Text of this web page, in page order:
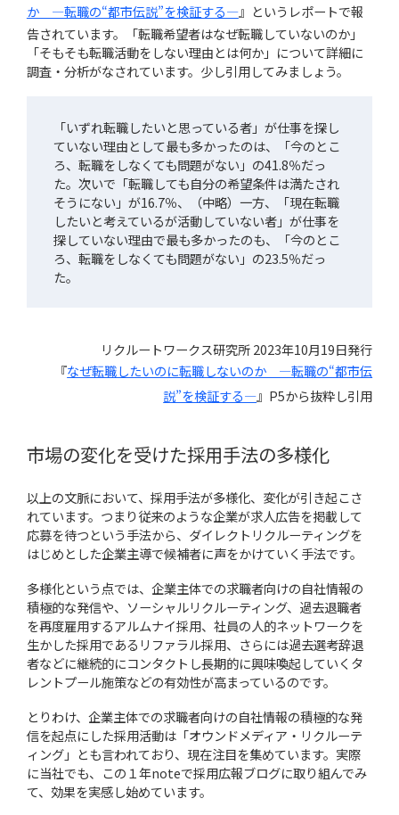
か ―転職の“都市伝説”を検証する―』というレポートで報
告されています。「転職希望者はなぜ転職していないのか」
「そもそも転職活動をしない理由とは何か」について詳細に
調査・分析がなされています。少し引用してみましょう。
「いずれ転職したいと思っている者」が仕事を探し
ていない理由として最も多かったのは、「今のとこ
ろ、転職をしなくても問題がない」の41.8％だっ
た。次いで「転職しても自分の希望条件は満たされ
そうにない」が16.7％、（中略）一方、「現在転職
したいと考えているが活動していない者」が仕事を
探していない理由で最も多かったのも、「今のとこ
ろ、転職をしなくても問題がない」の23.5％だっ
た。
リクルートワークス研究所 2023年10月19日発行
『なぜ転職したいのに転職しないのか ―転職の“都市伝
説”を検証する―』P5から抜粋し引用
市場の変化を受けた採用手法の多様化
以上の文脈において、採用手法が多様化、変化が引き起こさ
れています。つまり従来のような企業が求人広告を掲載して
応募を待つという手法から、ダイレクトリクルーティングを
はじめとした企業主導で候補者に声をかけていく手法です。
多様化という点では、企業主体での求職者向けの自社情報の
積極的な発信や、ソーシャルリクルーティング、過去退職者
を再度雇用するアルムナイ採用、社員の人的ネットワークを
生かした採用であるリファラル採用、さらには過去選考辞退
者などに継続的にコンタクトし長期的に興味喚起していくタ
レントプール施策などの有効性が高まっているのです。
とりわけ、企業主体での求職者向けの自社情報の積極的な発
信を起点にした採用活動は「オウンドメディア・リクルーテ
ィング」とも言われており、現在注目を集めています。実際
に当社でも、この１年noteで採用広報ブログに取り組んでみ
て、効果を実感し始めています。